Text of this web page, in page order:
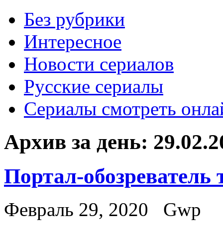
Без рубрики
Интересное
Новости сериалов
Русские сериалы
Сериалы смотреть
Архив за день:
Портал-обозреватель
Февраль 29, 2020
Gwp